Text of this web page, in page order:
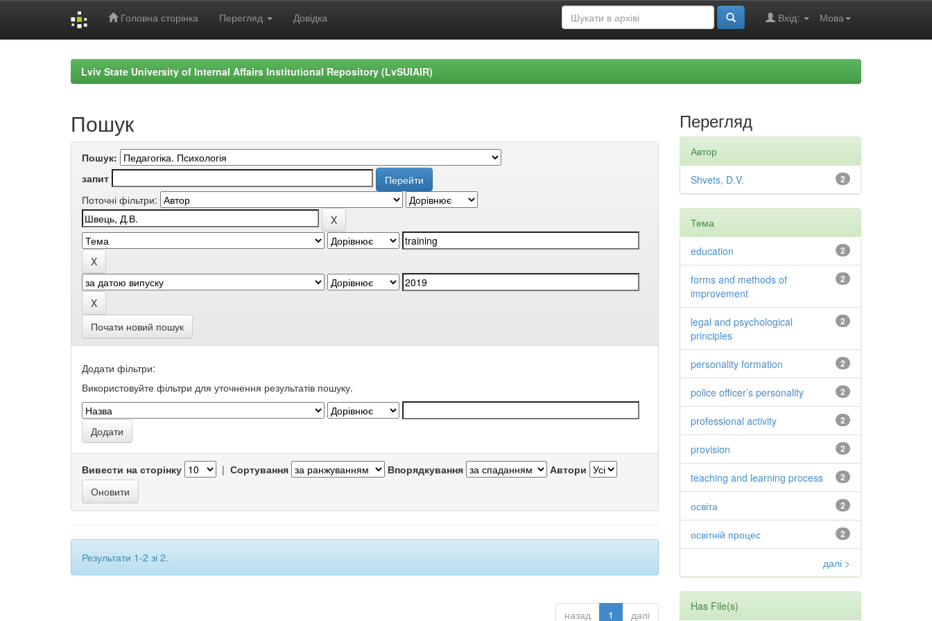
Головна сторінка Перегляд Довідка Мова
Вхід:
Lviv State University of Internal Affairs Institutional Repository (LvSUIAIR)
Пошук
Пошук:
запит
Поточні фільтри:
Почати новий пошук
Додати фільтри:
Використовуйте фільтри для уточнення результатів пошуку.
Вивести на сторінку | Сортування Впорядкування Автори
Результати 1-2 зі 2.
назад 1 далі
Перегляд
Автор
2
Shvets, D.V.
Тема
2
education
2
forms and methods of
improvement
2
legal and psychological
principles
2
personality formation
2
police officer’s personality
2
professional activity
2
provision
2
teaching and learning process
2
освіта
2
освітній процес
далі >
Has File(s)